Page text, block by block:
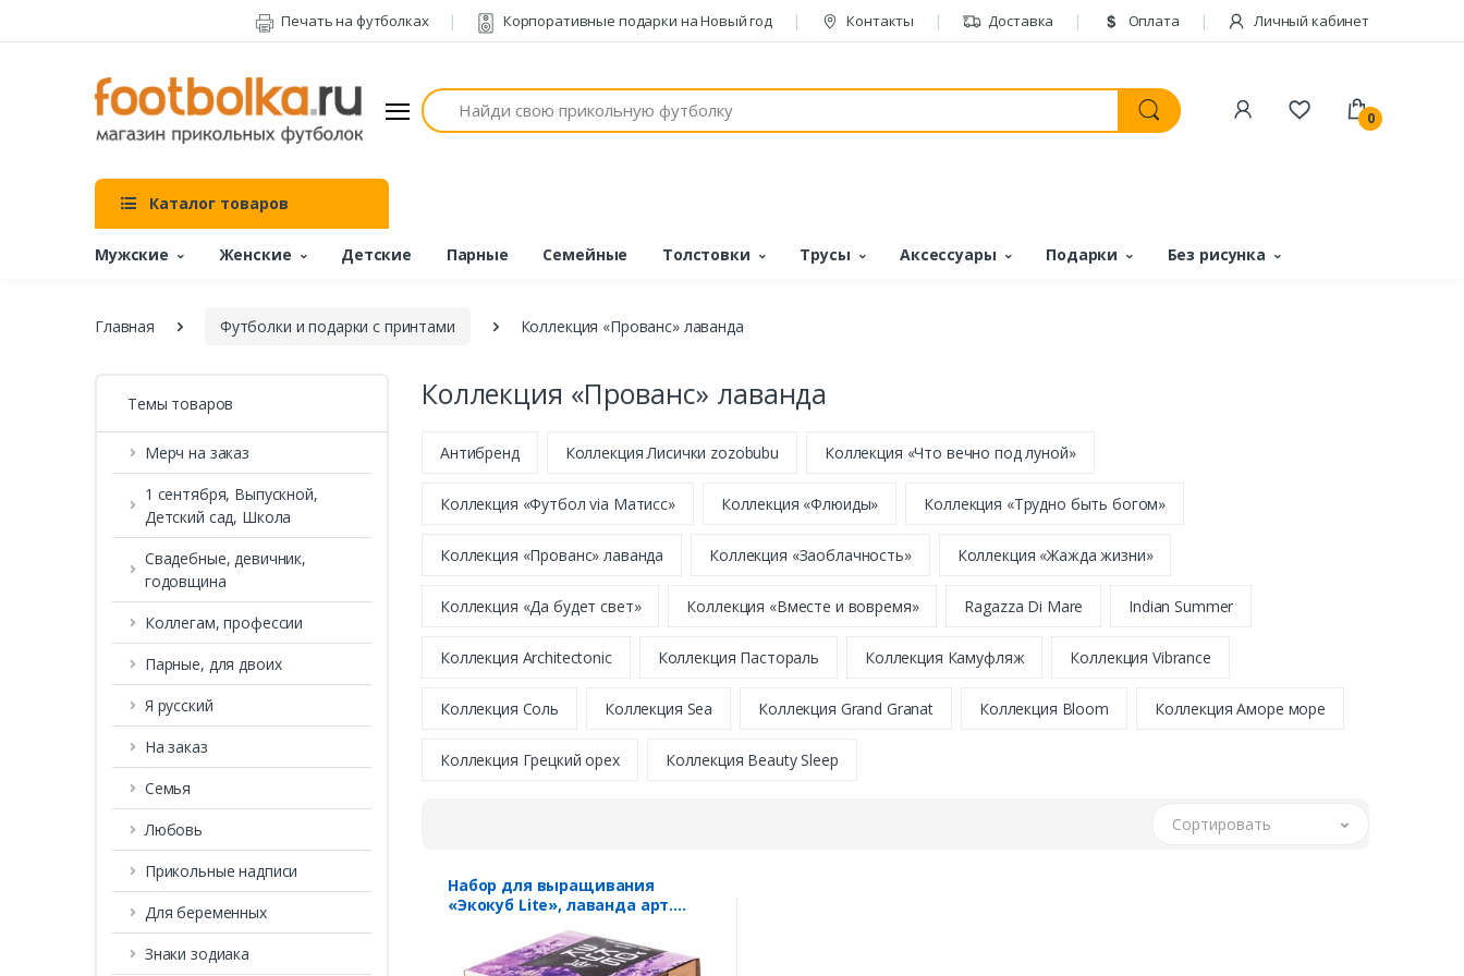
Печать на футболках Корпоративные подарки на Новый год Контакты Доставка Оплата Личный кабинет
Поиск
0
Каталог товаров
Мужские Женские Детские Парные Семейные Толстовки Трусы Аксессуары Подарки Без рисунка
Главная Футболки и подарки с принтами Коллекция «Прованс» лаванда
Темы товаров
Мерч на заказ
1 сентября, Выпускной,
Детский сад, Школа
Свадебные, девичник,
годовщина
Коллегам, профессии
Парные, для двоих
Я русский
На заказ
Семья
Любовь
Прикольные надписи
Для беременных
Знаки зодиака
Коллекция «Прованс» лаванда
Антибренд Коллекция Лисички zozobubu Коллекция «Что вечно под луной»
Коллекция «Футбол via Матисс» Коллекция «Флюиды» Коллекция «Трудно быть богом»
Коллекция «Прованс» лаванда Коллекция «Заоблачность» Коллекция «Жажда жизни»
Коллекция «Да будет свет» Коллекция «Вместе и вовремя» Ragazza Di Mare Indian Summer
Коллекция Architectonic Коллекция Пастораль Коллекция Камуфляж Коллекция Vibrance
Коллекция Соль Коллекция Sea Коллекция Grand Granat Коллекция Bloom Коллекция Аморе море
Коллекция Грецкий орех Коллекция Beauty Sleep
Сортировать
Набор для выращивания
«Экокуб Lite», лаванда арт.